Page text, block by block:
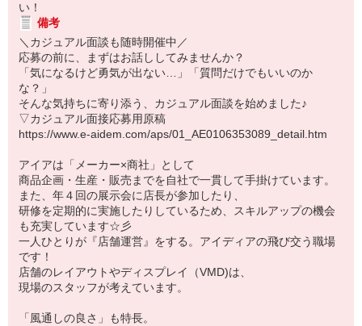
い！
備考
＼カジュアル面談も随時開催中／
応募の前に、まずはお話ししてみませんか？
「気になるけど勇気が出ない…」「質問だけでもいいのか
な？」
そんな気持ちに寄り添う、カジュアル面談を始めました♪
▽カジュアル面接応募用原稿
https://www.e-aidem.com/aps/01_AE0106353089_detail.htm
アイアは「メーカー×商社」として
商品企画・生産・販売までを自社で一貫して手掛けています。
また、年４回の展示会に店長が参加したり、
研修を定期的に実施したりしているため、スキルアップの機会
も充実しています☆彡
一人ひとりが『店舗運営』をする。アイディアの飛び交う職場
です！
店舗のレイアウトやディスプレイ（VMD)は、
現場のスタッフが考えています。
「風通しの良さ」も特長。